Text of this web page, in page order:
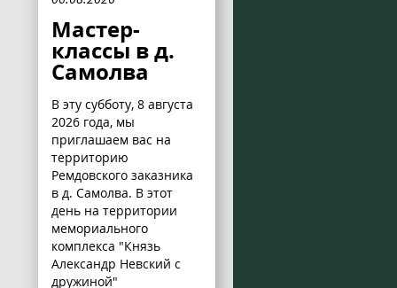
Мастер-
классы в д.
Самолва
В эту субботу, 8 августа
2026 года, мы
приглашаем вас на
территорию
Ремдовского заказника
в д. Самолва. В этот
день на территории
мемориального
комплекса "Князь
Александр Невский с
дружиной"